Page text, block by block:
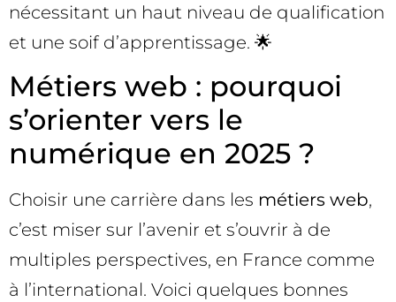
nécessitant un haut niveau de qualification
et une soif d’apprentissage. 🌟
Métiers web : pourquoi
s’orienter vers le
numérique en 2025 ?
Choisir une carrière dans les métiers web,
c’est miser sur l’avenir et s’ouvrir à de
multiples perspectives, en France comme
à l’international. Voici quelques bonnes